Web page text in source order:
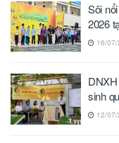
Sôi
2026
16/
sinh
12/